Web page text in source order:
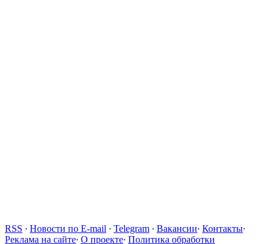
RSS · Новости по E-mail · Telegram · Вакансии· Контакты·
Реклама на сайте· О проекте· Политика обработки